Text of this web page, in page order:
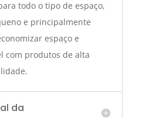
todo o tipo de espaço,
e principalmente
espaço e
com produtos de alta
da